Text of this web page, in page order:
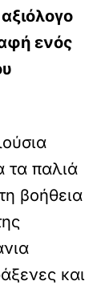
ενός
τα παλιά
βοήθεια
και